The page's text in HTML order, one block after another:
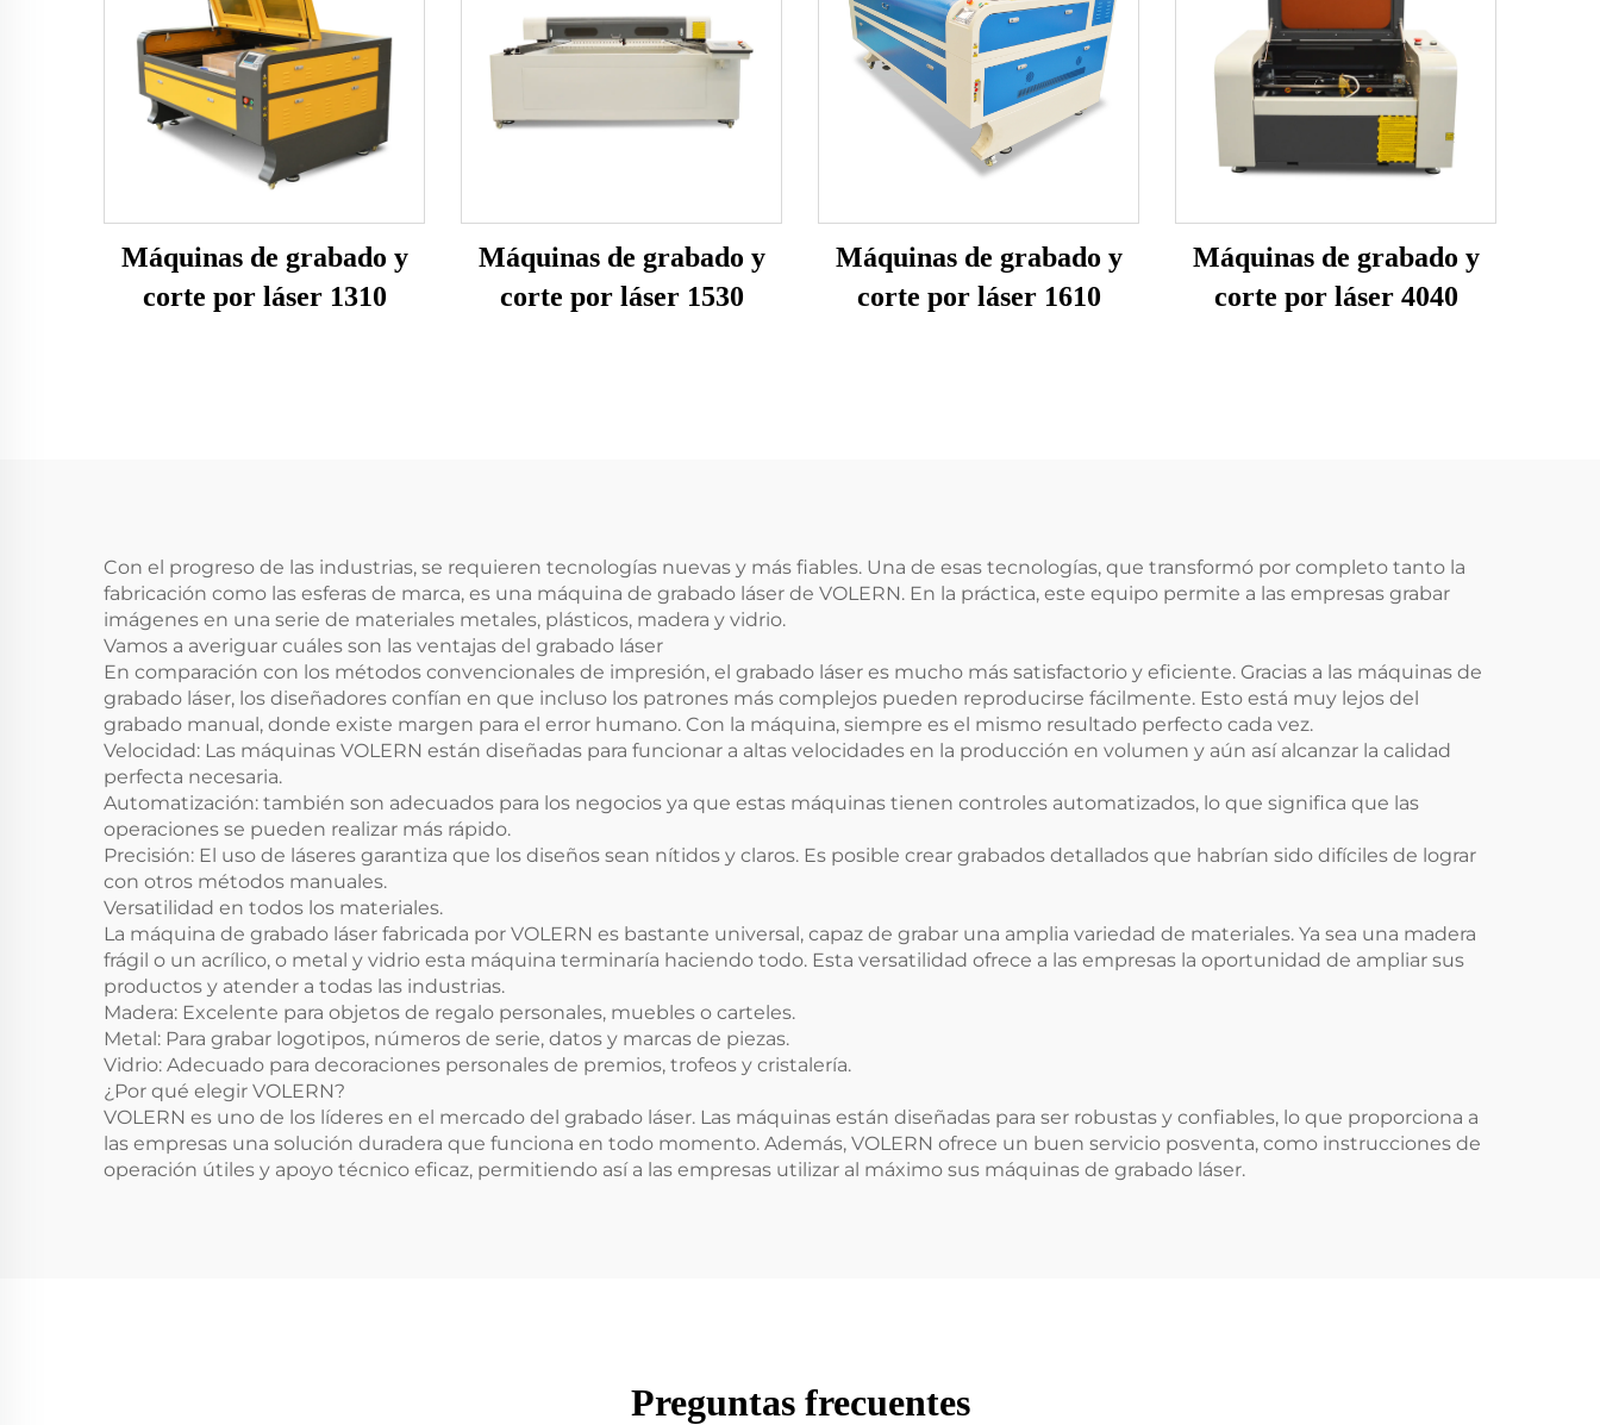
Máquinas de grabado y
corte por láser 1310
Máquinas de grabado y
corte por láser 1530
Máquinas de grabado y
corte por láser 1610
Máquinas de grabado y
corte por láser 4040
Con el progreso de las industrias, se requieren tecnologías nuevas y más fiables. Una de esas tecnologías, que transformó por completo tanto la
fabricación como las esferas de marca, es una máquina de grabado láser de VOLERN. En la práctica, este equipo permite a las empresas grabar
imágenes en una serie de materiales metales, plásticos, madera y vidrio.
Vamos a averiguar cuáles son las ventajas del grabado láser
En comparación con los métodos convencionales de impresión, el grabado láser es mucho más satisfactorio y eficiente. Gracias a las máquinas de
grabado láser, los diseñadores confían en que incluso los patrones más complejos pueden reproducirse fácilmente. Esto está muy lejos del
grabado manual, donde existe margen para el error humano. Con la máquina, siempre es el mismo resultado perfecto cada vez.
Velocidad: Las máquinas VOLERN están diseñadas para funcionar a altas velocidades en la producción en volumen y aún así alcanzar la calidad
perfecta necesaria.
Automatización: también son adecuados para los negocios ya que estas máquinas tienen controles automatizados, lo que significa que las
operaciones se pueden realizar más rápido.
Precisión: El uso de láseres garantiza que los diseños sean nítidos y claros. Es posible crear grabados detallados que habrían sido difíciles de lograr
con otros métodos manuales.
Versatilidad en todos los materiales.
La máquina de grabado láser fabricada por VOLERN es bastante universal, capaz de grabar una amplia variedad de materiales. Ya sea una madera
frágil o un acrílico, o metal y vidrio esta máquina terminaría haciendo todo. Esta versatilidad ofrece a las empresas la oportunidad de ampliar sus
productos y atender a todas las industrias.
Madera: Excelente para objetos de regalo personales, muebles o carteles.
Metal: Para grabar logotipos, números de serie, datos y marcas de piezas.
Vidrio: Adecuado para decoraciones personales de premios, trofeos y cristalería.
¿Por qué elegir VOLERN?
VOLERN es uno de los líderes en el mercado del grabado láser. Las máquinas están diseñadas para ser robustas y confiables, lo que proporciona a
las empresas una solución duradera que funciona en todo momento. Además, VOLERN ofrece un buen servicio posventa, como instrucciones de
operación útiles y apoyo técnico eficaz, permitiendo así a las empresas utilizar al máximo sus máquinas de grabado láser.
Preguntas frecuentes